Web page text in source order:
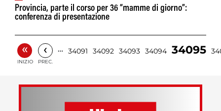
Provincia, parte il corso per 36 “mamme di giorno”:
conferenza di presentazione
«
INIZIO
‹
PREC.
… 34091 34092 34093 34094 34095